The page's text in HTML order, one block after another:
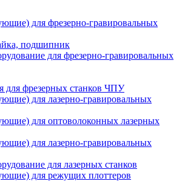
для фрезерно-гравировальных
подшипник
для фрезерно-гравировальных
для фрезерных станков ЧПУ
для лазерно-гравировальных
для оптоволоконных лазерных
для лазерно-гравировальных
для лазерных станков
для режущих плоттеров